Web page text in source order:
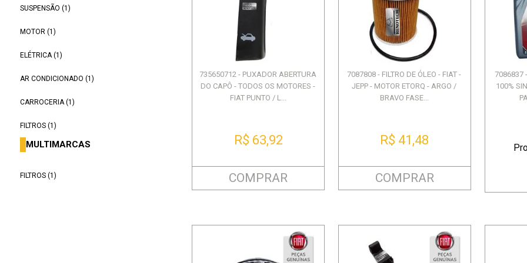
CAPA - PARA O LADO DIRE...
R$ 449,52
ou 8X de R$ 56,19
DIREITO DUSTER
R$ 247,94
ou 4X de R$ 61,98
SANDERO LOGAN DE 2008
R$ 2.347,90
ou 12X de R$ 195,65
SUSPENSÃO (1)
MOTOR (1)
ELÉTRICA (1)
AR CONDICIONADO (1)
CARROCERIA (1)
FILTROS (1)
MULTIMARCAS
FILTROS (1)
735650712 - PUXADOR ABERTURA
DO CAPÔ - TODOS OS MOTORES -
FIAT PUNTO / L...
R$ 63,92
COMPRAR
7087808 - FILTRO DE ÓLEO - FIAT -
JEPP - MOTOR ETORQ - ARGO /
BRAVO FASE...
R$ 41,48
COMPRAR
7086837
100%